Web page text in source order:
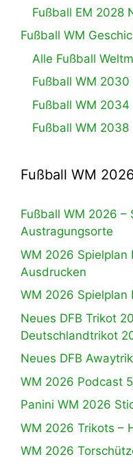
Fußball EM 2028
Fußball WM
Alle Fußball
Fußball WM 2030
Fußball WM 2034
Fußball WM 2038
Fußball WM
Fußball WM 2026 –
Austragungsorte
WM 2026 Spielplan
Ausdrucken
WM 2026 Spielplan
Neues DFB Trikot
Deutschlandtrikot
Neues DFB
WM 2026 Podcast
Panini WM 2026
WM 2026 Trikots –
WM 2026